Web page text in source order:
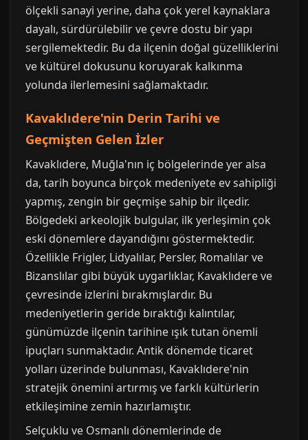
ölçekli sanayi yerine, daha çok yerel kaynaklara
dayalı, sürdürülebilir ve çevre dostu bir yapı
sergilemektedir. Bu da ilçenin doğal güzelliklerini
ve kültürel dokusunu koruyarak kalkınma
yolunda ilerlemesini sağlamaktadır.
Kavaklıdere'nin Derin Tarihi ve
Geçmişten Gelen İzler
Kavaklıdere, Muğla'nın iç bölgelerinde yer alsa
da, tarih boyunca birçok medeniyete ev sahipliği
yapmış, zengin bir geçmişe sahip bir ilçedir.
Bölgedeki arkeolojik bulgular, ilk yerleşimin çok
eski dönemlere dayandığını göstermektedir.
Özellikle Frigler, Lidyalılar, Persler, Romalılar ve
Bizanslılar gibi büyük uygarlıklar, Kavaklıdere ve
çevresinde izlerini bırakmışlardır. Bu
medeniyetlerin geride bıraktığı kalıntılar,
günümüzde ilçenin tarihine ışık tutan önemli
ipuçları sunmaktadır. Antik dönemde ticaret
yolları üzerinde bulunması, Kavaklıdere'nin
stratejik önemini artırmış ve farklı kültürlerin
etkileşimine zemin hazırlamıştır.
Selçuklu ve Osmanlı dönemlerinde de